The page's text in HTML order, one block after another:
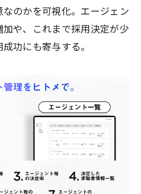
のかを可視化。エージェン
加や、これまで採用決定が少
功にも寄与する。